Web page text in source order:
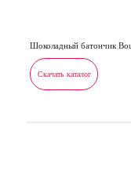
Шоколадный батончик
Скачать каталог